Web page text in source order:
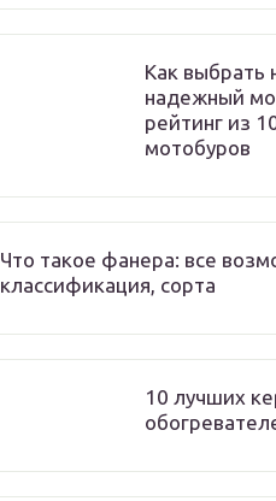
Как выбрать
надежный
рейтинг из
мотобуров
Что такое фанера: все
классификация, сорта
10 лучших